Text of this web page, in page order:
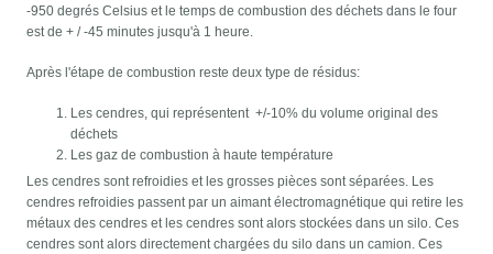
-950 degrés Celsius et le temps de combustion des déchets dans le four
est de + / -45 minutes jusqu'à 1 heure.
Après l'étape de combustion reste deux type de résidus:
Les cendres, qui représentent +/-10% du volume original des
déchets
Les gaz de combustion à haute température
Les cendres sont refroidies et les grosses pièces sont séparées. Les
cendres refroidies passent par un aimant électromagnétique qui retire les
métaux des cendres et les cendres sont alors stockées dans un silo. Ces
cendres sont alors directement chargées du silo dans un camion. Ces